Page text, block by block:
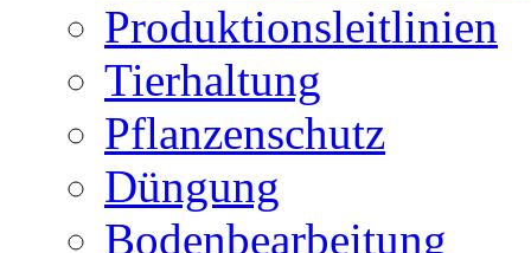
Produktionsleitlinien
Tierhaltung
Pflanzenschutz
Düngung
Bodenbearbeitung